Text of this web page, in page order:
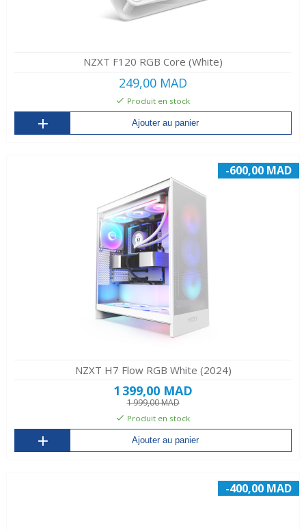
NZXT F120 RGB Core (White)
249,00 MAD
Produit en stock
Ajouter au panier
-600,00 MAD
NZXT H7 Flow RGB White (2024)
1 399,00 MAD
1 999,00 MAD
Produit en stock
Ajouter au panier
-400,00 MAD